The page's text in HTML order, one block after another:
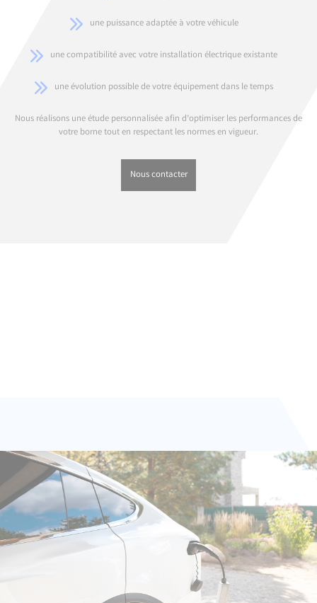
une puissance adaptée à votre véhicule
une compatibilité avec votre installation électrique existante
une évolution possible de votre équipement dans le temps
Nous réalisons une étude personnalisée afin d’optimiser les performances de
votre borne tout en respectant les normes en vigueur.
Nous contacter